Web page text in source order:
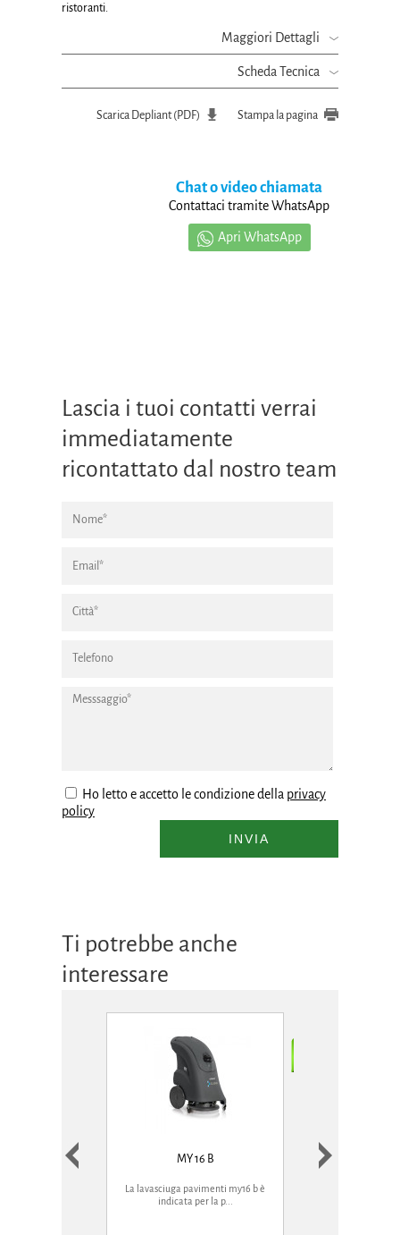
ristoranti.
Maggiori Dettagli
Scheda Tecnica
Scarica Depliant (PDF) Stampa la pagina
Chat o video chiamata
Contattaci tramite WhatsApp
Apri WhatsApp
Lascia i tuoi contatti verrai
immediatamente
ricontattato dal nostro team
Ho letto e accetto le condizione della privacy
policy
INVIA
Ti potrebbe anche
interessare
MY 16 B
La lavasciuga pavimenti my16 b è
indicata per la p...